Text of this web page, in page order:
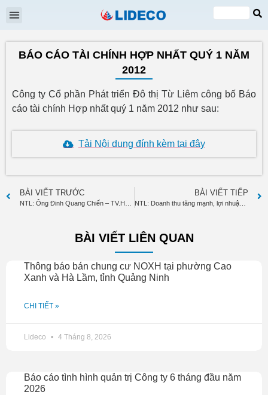
VI
EN
BÁO CÁO TÀI CHÍNH HỢP NHẤT QUÝ 1 NĂM
2012
Công ty Cổ phần Phát triển Đô thị Từ Liêm công bố Báo
cáo tài chính Hợp nhất quý 1 năm 2012 như sau:
Tải Nội dung đính kèm tại đây
BÀI VIẾT TRƯỚC BÀI VIẾT TIẾP
NTL: Doanh thu tăng mạnh, lợi nhuận ròng đạt 12 tỷ đồng
BÀI VIẾT LIÊN QUAN
Thông báo bán chung cư NOXH tại phường Cao
Xanh và Hà Lầm, tỉnh Quảng Ninh
CHI TIẾT »
Lideco 4 Tháng 8, 2026
Báo cáo tình hình quản trị Công ty 6 tháng đầu năm
2026